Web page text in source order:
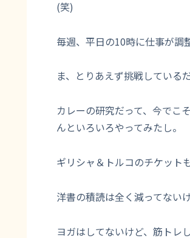
(笑)
毎週、平日の10時に仕事が
ま、とりあえず挑戦している
カレーの研究だって、今でこ
んといろいろやってみたし。
ギリシャ＆トルコのチケット
洋書の積読は全く減ってない
ヨガはしてないけど、筋トレ